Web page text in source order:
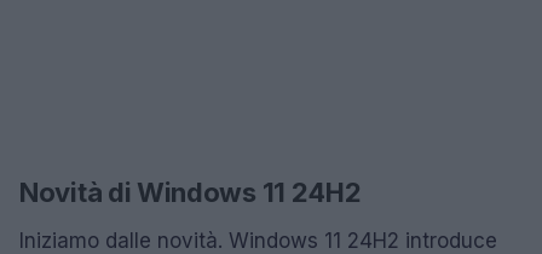
Novità di Windows 11 24H2
Iniziamo dalle novità. Windows 11 24H2 introduce